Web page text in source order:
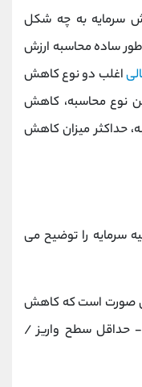
سرمایه به چه شکل
ساده محاسبه ارزش
اغلب دو نوع کاهش
نوع محاسبه، کاهش
حداکثر میزان کاهش
سرمایه را توضیح می
صورت است که کاهش
- حداقل سطح واریز /